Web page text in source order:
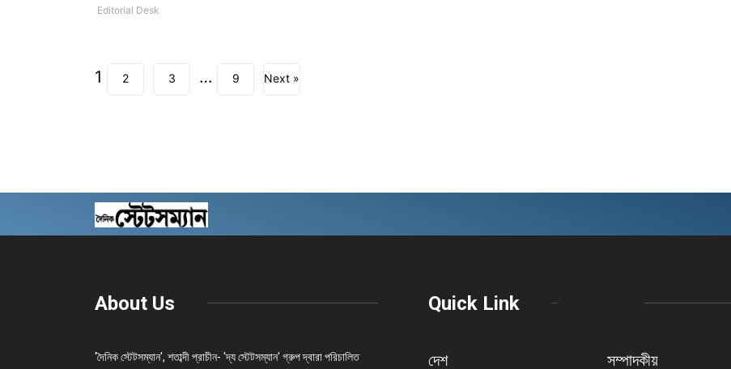
Editorial Desk
1 2 3 … 9 Next »
About Us
'দৈনিক স্টেটসম্যান', শতাব্দী প্রাচীন- 'দ্য স্টেটসম্যান' গ্রুপ দ্বারা পরিচালিত
Quick Link
দেশ সম্পাদকীয়